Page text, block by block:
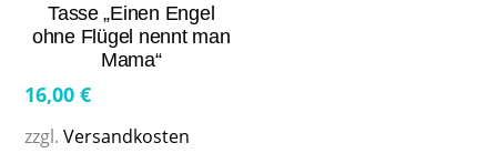
Tasse „Einen Engel
ohne Flügel nennt man
Mama“
16,00€
zzgl.Versandkosten